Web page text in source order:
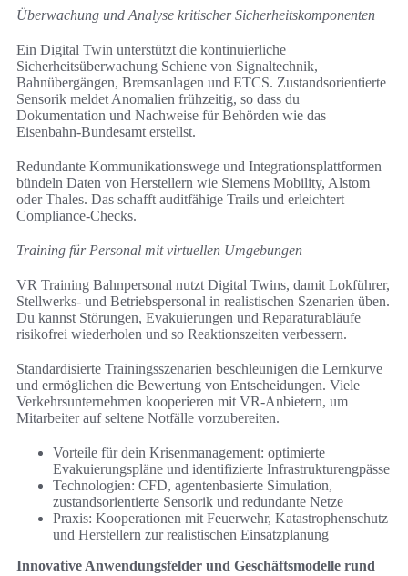
Überwachung und Analyse kritischer Sicherheitskomponenten
Ein Digital Twin unterstützt die kontinuierliche
Sicherheitsüberwachung Schiene von Signaltechnik,
Bahnübergängen, Bremsanlagen und ETCS. Zustandsorientierte
Sensorik meldet Anomalien frühzeitig, so dass du
Dokumentation und Nachweise für Behörden wie das
Eisenbahn-Bundesamt erstellst.
Redundante Kommunikationswege und Integrationsplattformen
bündeln Daten von Herstellern wie Siemens Mobility, Alstom
oder Thales. Das schafft auditfähige Trails und erleichtert
Compliance-Checks.
Training für Personal mit virtuellen Umgebungen
VR Training Bahnpersonal nutzt Digital Twins, damit Lokführer,
Stellwerks- und Betriebspersonal in realistischen Szenarien üben.
Du kannst Störungen, Evakuierungen und Reparaturabläufe
risikofrei wiederholen und so Reaktionszeiten verbessern.
Standardisierte Trainingsszenarien beschleunigen die Lernkurve
und ermöglichen die Bewertung von Entscheidungen. Viele
Verkehrsunternehmen kooperieren mit VR-Anbietern, um
Mitarbeiter auf seltene Notfälle vorzubereiten.
Vorteile für dein Krisenmanagement: optimierte
Evakuierungspläne und identifizierte Infrastrukturengpässe
Technologien: CFD, agentenbasierte Simulation,
zustandsorientierte Sensorik und redundante Netze
Praxis: Kooperationen mit Feuerwehr, Katastrophenschutz
und Herstellern zur realistischen Einsatzplanung
Innovative Anwendungsfelder und Geschäftsmodelle rund